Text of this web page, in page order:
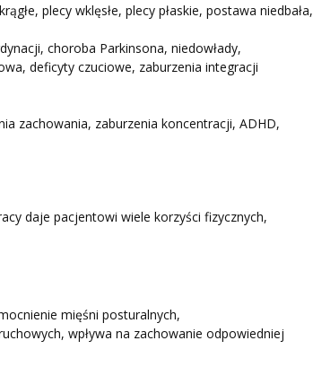
plecy wklęsłe, plecy płaskie, postawa niedbała,
choroba Parkinsona, niedowłady,
deficyty czuciowe, zaburzenia integracji
zachowania, zaburzenia koncentracji, ADHD,
daje pacjentowi wiele korzyści fizycznych,
mięśni posturalnych,
wpływa na zachowanie odpowiedniej